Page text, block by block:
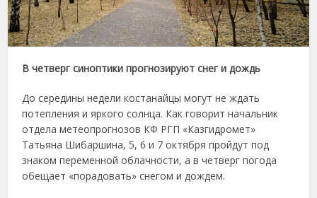
В четверг синоптики прогнозируют снег и дождь
До середины недели костанайцы могут не ждать
потепления и яркого солнца. Как говорит начальник
отдела метеопрогнозов КФ РГП «Казгидромет»
Татьяна Шибаршина, 5, 6 и 7 октября пройдут под
знаком переменной облачности, а в четверг погода
обещает «порадовать» снегом и дождем.